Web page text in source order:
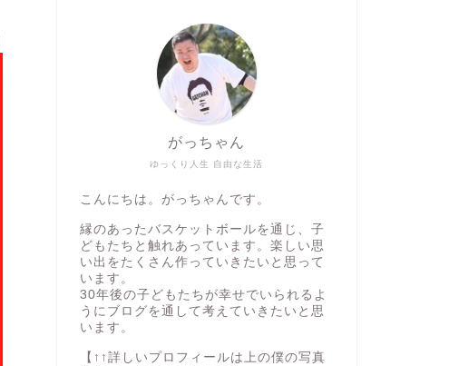
ゆっくり人生 自由な生活
がっちゃん
こんにちは。がっちゃんです。
縁のあったバスケットボールを通じ、子
どもたちと触れあっています。楽しい思
い出をたくさん作っていきたいと思って
います。
30年後の子どもたちが幸せでいられるよ
うにブログを通して考えていきたいと思
います。
【↑↑詳しいプロフィールは上の僕の写真